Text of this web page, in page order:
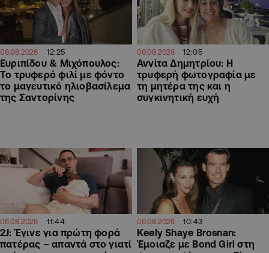
06.08.2026 12:25
Ευριπίδου & Μιχόπουλος:
Το τρυφερό φιλί με φόντο
το μαγευτικό ηλιοβασίλεμα
της Σαντορίνης
06.08.2026 12:05
Αννίτα Δημητρίου: Η
τρυφερή φωτογραφία με
τη μητέρα της και η
συγκινητική ευχή
06.08.2026 11:44
2J: Έγινε για πρώτη φορά
πατέρας – απαντά στο γιατί
06.08.2026 10:43
Keely Shaye Brosnan:
Έμοιαζε με Bond Girl στη